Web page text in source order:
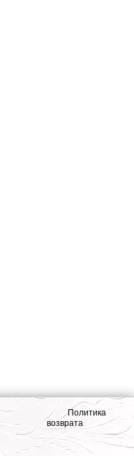
Политика
возврата